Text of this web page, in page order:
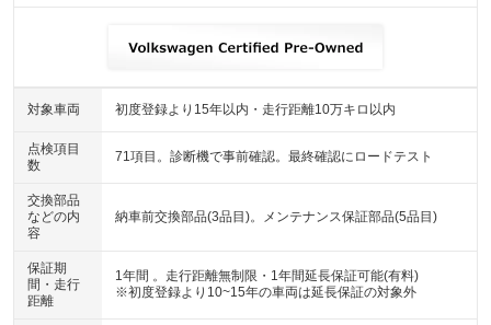
対象車両 初度登録より15年以内・走行距離10万キロ以内
点検項目
数
71項目。診断機で事前確認。最終確認にロードテスト
交換部品
などの内
容
納車前交換部品(3品目)。メンテナンス保証部品(5品目)
保証期
間・走行
距離
1年間 。走行距離無制限・1年間延長保証可能(有料)
※初度登録より10~15年の車両は延長保証の対象外